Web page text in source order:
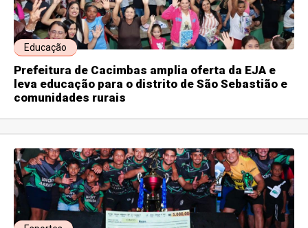
Educação
Prefeitura de Cacimbas amplia oferta da EJA e
leva educação para o distrito de São Sebastião e
comunidades rurais